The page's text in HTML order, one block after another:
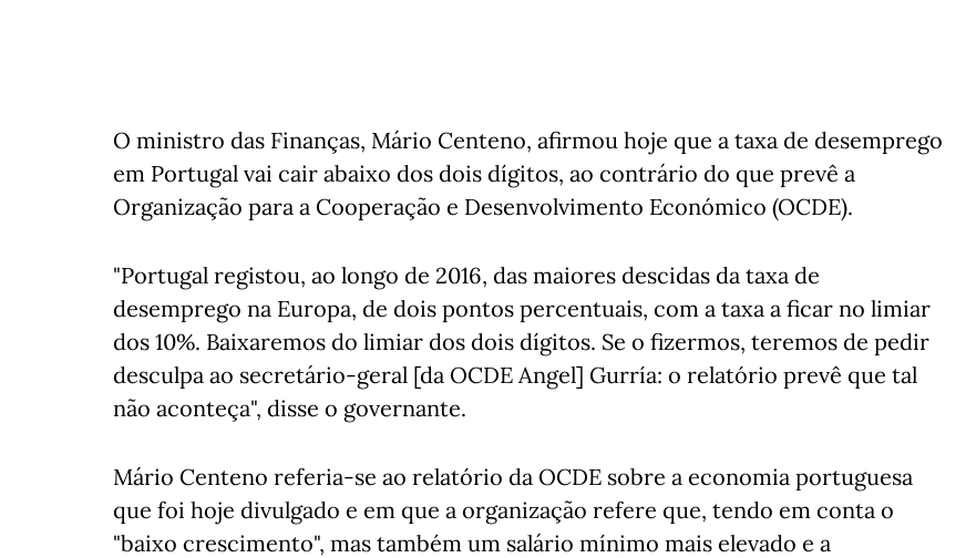
O ministro das Finanças, Mário Centeno, afirmou hoje que a taxa de desemprego
em Portugal vai cair abaixo dos dois dígitos, ao contrário do que prevê a
Organização para a Cooperação e Desenvolvimento Económico (OCDE).
"Portugal registou, ao longo de 2016, das maiores descidas da taxa de
desemprego na Europa, de dois pontos percentuais, com a taxa a ficar no limiar
dos 10%. Baixaremos do limiar dos dois dígitos. Se o fizermos, teremos de pedir
desculpa ao secretário-geral [da OCDE Angel] Gurría: o relatório prevê que tal
não aconteça", disse o governante.
Mário Centeno referia-se ao relatório da OCDE sobre a economia portuguesa
que foi hoje divulgado e em que a organização refere que, tendo em conta o
"baixo crescimento", mas também um salário mínimo mais elevado e a